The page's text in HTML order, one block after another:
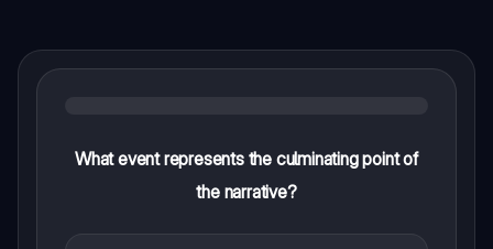
What event represents the culminating point of
the narrative?